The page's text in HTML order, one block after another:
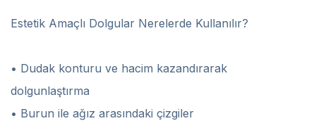
Estetik Amaçlı Dolgular Nerelerde Kullanılır?
• Dudak konturu ve hacim kazandırarak
dolgunlaştırma
• Burun ile ağız arasındaki çizgiler